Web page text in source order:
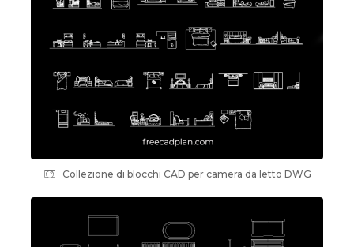
Collezione di blocchi CAD per camera da letto DWG